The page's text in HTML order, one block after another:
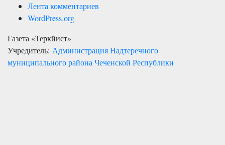
Лента комментариев
WordPress.org
Газета «Теркйист»
Учредитель: Администрация Надтеречного
муниципального района Чеченской Республики